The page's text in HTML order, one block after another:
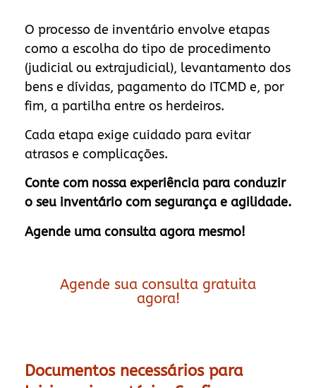
O processo de inventário envolve etapas
como a escolha do tipo de procedimento
(judicial ou extrajudicial), levantamento dos
bens e dívidas, pagamento do ITCMD e, por
fim, a partilha entre os herdeiros.
Cada etapa exige cuidado para evitar
atrasos e complicações.
Conte com nossa experiência para conduzir
o seu inventário com segurança e agilidade.
Agende uma consulta agora mesmo!
Agende sua consulta gratuita
agora!
Documentos necessários para